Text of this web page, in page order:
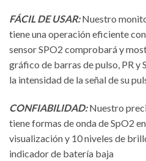
FÁCIL DE USAR:Nuestro
tiene una operación eficiente
sensor SPO2 comprobará y
gráfico de barras de pulso, PR
la intensidad de la señal de su
CONFIABILIDAD:Nuestro
tiene formas de onda de SpO2
visualización y 10 niveles de
indicador de batería baja